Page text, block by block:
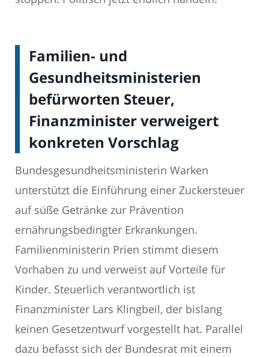
Familien- und
Gesundheitsministerien
befürworten Steuer,
Finanzminister verweigert
konkreten Vorschlag
Bundesgesundheitsministerin Warken
unterstützt die Einführung einer Zuckersteuer
auf süße Getränke zur Prävention
ernährungsbedingter Erkrankungen.
Familienministerin Prien stimmt diesem
Vorhaben zu und verweist auf Vorteile für
Kinder. Steuerlich verantwortlich ist
Finanzminister Lars Klingbeil, der bislang
keinen Gesetzentwurf vorgestellt hat. Parallel
dazu befasst sich der Bundesrat mit einem